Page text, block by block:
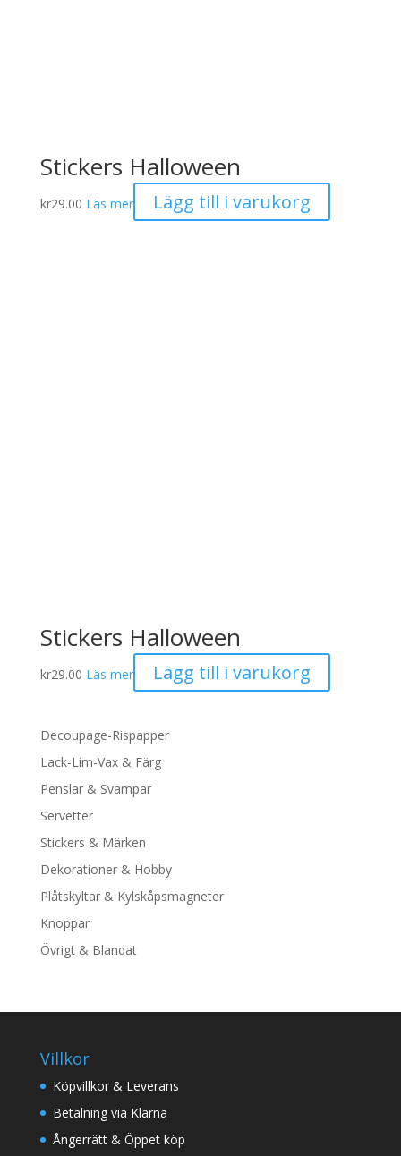
Stickers Halloween
kr29.00 Läs mer Lägg till i varukorg
Stickers Halloween
kr29.00 Läs mer Lägg till i varukorg
Decoupage-Rispapper
Lack-Lim-Vax & Färg
Penslar & Svampar
Servetter
Stickers & Märken
Dekorationer & Hobby
Plåtskyltar & Kylskåpsmagneter
Knoppar
Övrigt & Blandat
Villkor
Köpvillkor & Leverans
Betalning via Klarna
Ångerrätt & Öppet köp